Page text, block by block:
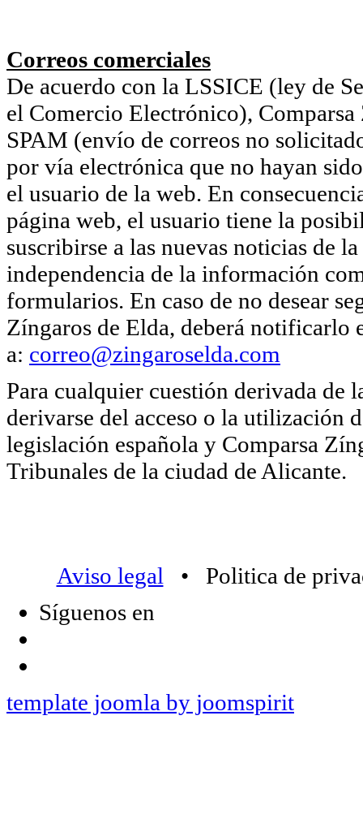
Correos comerciales
De acuerdo con la LSSICE (ley de
el Comercio Electrónico),
SPAM (envío de correos no
por vía electrónica que no hayan
el usuario de la web. En
página web, el usuario tiene la
suscribirse a las nuevas noticias de
independencia de la información
formularios. En caso de no desear
Zíngaros de Elda, deberá notificarlo
a: correo@zingaroselda.com
Para cualquier cuestión derivada
derivarse del acceso o la utilización
legislación española y Comparsa
Tribunales de la ciudad de Alicante.
Aviso legal • Politica de
Síguenos en
template joomla by joomspirit